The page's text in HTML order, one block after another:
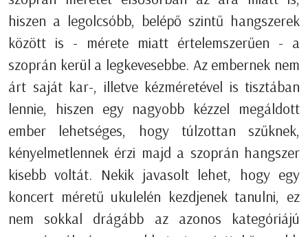
hiszen a legolcsóbb, belépő szintű hangszerek
között is - mérete miatt értelemszerűen - a
szoprán kerül a legkevesebbe. Az embernek nem
árt saját kar-, illetve kézméretével is tisztában
lennie, hiszen egy nagyobb kézzel megáldott
ember lehetséges, hogy túlzottan szűknek,
kényelmetlennek érzi majd a szoprán hangszer
kisebb voltát. Nekik javasolt lehet, hogy egy
koncert méretű ukulelén kezdjenek tanulni, ez
nem sokkal drágább az azonos kategóriájú